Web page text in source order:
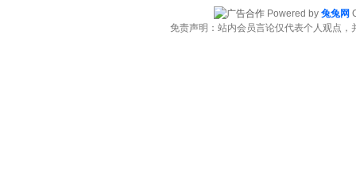
Powered by 兔兔网
免责声明：站内会员言论仅代表个人观点